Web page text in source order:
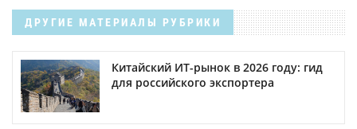
ДРУГИЕ МАТЕРИАЛЫ РУБРИКИ
Китайский ИТ-рынок в 2026 году: гид
для российского экспортера